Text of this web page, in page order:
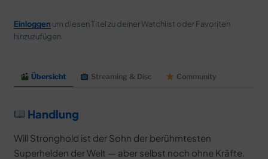
Einloggen um diesen Titel zu deiner Watchlist oder Favoriten
hinzuzufügen.
Übersicht Streaming & Disc Community
Handlung
Will Stronghold ist der Sohn der berühmtesten
Superhelden der Welt — aber selbst noch ohne Kräfte.